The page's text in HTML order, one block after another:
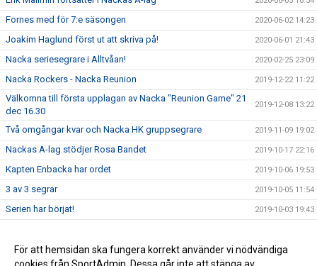
Fornes med för 7:e säsongen 2020-06-02 14:23
Joakim Haglund först ut att skriva på! 2020-06-01 21:43
Nacka seriesegrare i Alltvåan! 2020-02-25 23:09
Nacka Rockers - Nacka Reunion 2019-12-22 11:22
Välkomna till första upplagan av Nacka "Reunion Game" 21
dec 16.30
2019-12-08 13:22
Två omgångar kvar och Nacka HK gruppsegrare 2019-11-09 19:02
Nackas A-lag stödjer Rosa Bandet 2019-10-17 22:16
Kapten Enbacka har ordet 2019-10-06 19:53
3 av 3 segrar 2019-10-05 11:54
Serien har börjat! 2019-10-03 19:43
Fler nya spelare 2019-09-22 21:54
För att hemsidan ska fungera korrekt använder vi nödvändiga